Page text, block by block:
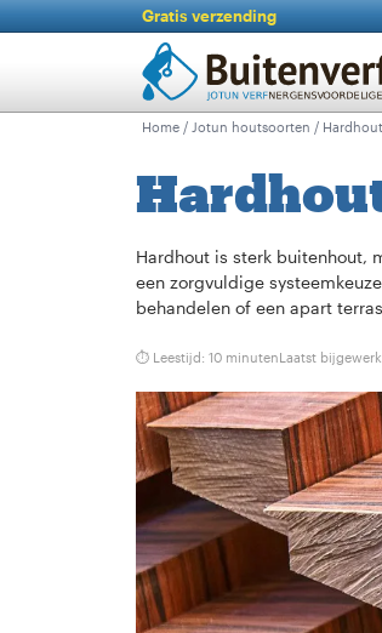
Gratis verzending
Home / Jotun houtsoorten /
Hardhout is sterk buitenhout,
een zorgvuldige
behandelen of een apart
⏱ Leestijd: 10 minutenLaatst